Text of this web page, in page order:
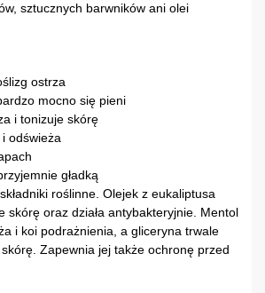
sztucznych barwników ani olei
ostrza
mocno się pieni
i tonizuje skórę
i odświeża
gładką
roślinne. Olejek z eukaliptusa
skórę oraz działa antybakteryjnie. Mentol
i koi podrażnienia, a gliceryna trwale
Zapewnia jej także ochronę przed